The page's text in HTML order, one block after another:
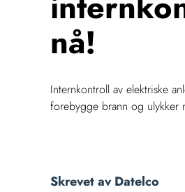
nå!
Internkontroll av elektriske
forebygge brann og ulykker
Skrevet av Datelco